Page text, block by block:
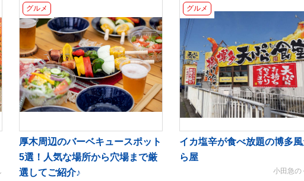
グルメ
厚木周辺のバーベキュースポット
5選！人気な場所から穴場まで厳
選してご紹介♪
グルメ
イカ塩辛が食べ放題の博多
ら屋
小田急の